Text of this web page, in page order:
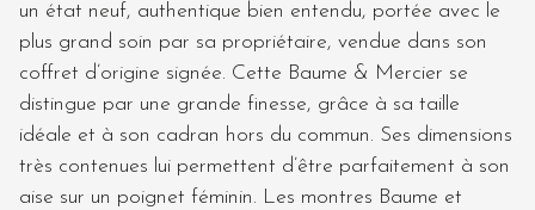
un état neuf, authentique bien entendu, portée avec le
plus grand soin par sa propriétaire, vendue dans son
coffret d’origine signée. Cette Baume & Mercier se
distingue par une grande finesse, grâce à sa taille
idéale et à son cadran hors du commun. Ses dimensions
très contenues lui permettent d’être parfaitement à son
aise sur un poignet féminin. Les montres Baume et